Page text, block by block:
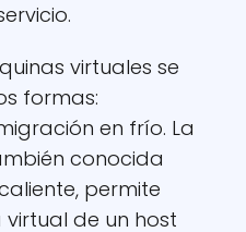
virtuales se
formas:
en frío. La
conocida
permite
de un host